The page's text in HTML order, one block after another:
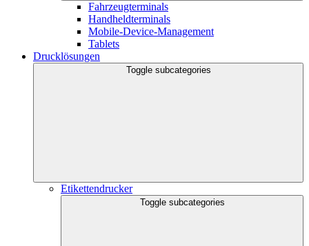
Fahrzeugterminals
Handheldterminals
Mobile-Device-Management
Tablets
Drucklösungen
Toggle subcategories
Etikettendrucker
Toggle subcategories